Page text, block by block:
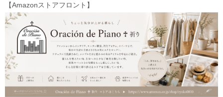
【Amazonストアフロント】